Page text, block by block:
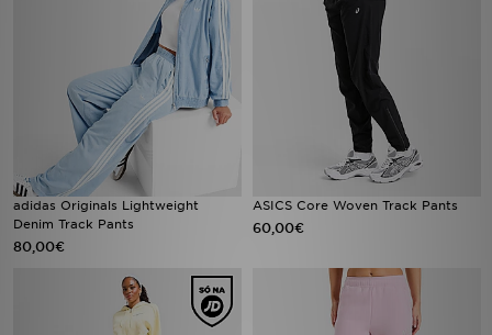
adidas Originals Lightweight
Denim Track Pants
80,00€
ASICS Core Woven Track Pants
60,00€